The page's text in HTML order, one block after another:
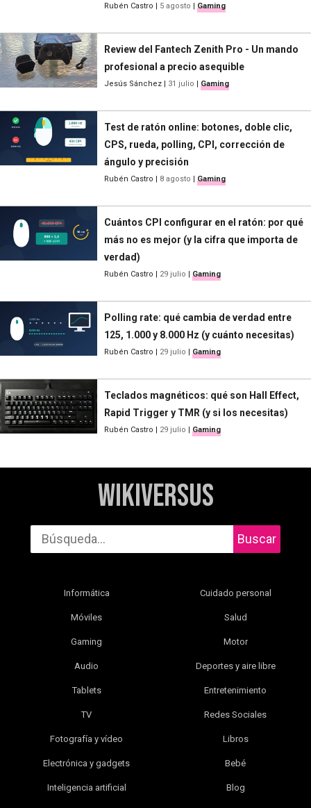
Rubén Castro | 5 agosto | Gaming
Review del Fantech Zenith Pro - Un mando
profesional a precio asequible
Jesús Sánchez | 31 julio | Gaming
Test de ratón online: botones, doble clic,
CPS, rueda, polling, CPI, corrección de
ángulo y precisión
Rubén Castro | 8 agosto | Gaming
Cuántos CPI configurar en el ratón: por qué
más no es mejor (y la cifra que importa de
verdad)
Rubén Castro | 29 julio | Gaming
Polling rate: qué cambia de verdad entre
125, 1.000 y 8.000 Hz (y cuánto necesitas)
Rubén Castro | 29 julio | Gaming
Teclados magnéticos: qué son Hall Effect,
Rapid Trigger y TMR (y si los necesitas)
Rubén Castro | 29 julio | Gaming
WikiVersus
Buscar
Informática
Móviles
Gaming
Audio
Tablets
TV
Fotografía y vídeo
Electrónica y gadgets
Inteligencia artificial
Cuidado personal
Salud
Motor
Deportes y aire libre
Entretenimiento
Redes Sociales
Libros
Bebé
Blog